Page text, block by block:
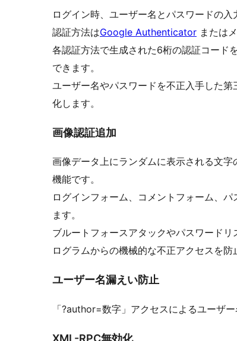
ログイン時、ユーザー名とパスワードの
認証方法はGoogle Authenticator または
各認証方法で生成された6桁の認証コード
できます。
ユーザー名やパスワードを不正入手した
化します。
画像認証追加
画像データ上にランダムに表示される文
機能です。
ログインフォーム、コメントフォーム、
ます。
ブルートフォースアタックやパスワード
ログラムからの機械的な不正アクセスを防
ユーザー名漏えい防止
「?author=数字」アクセスによるユーザ
XML-RPC無効化